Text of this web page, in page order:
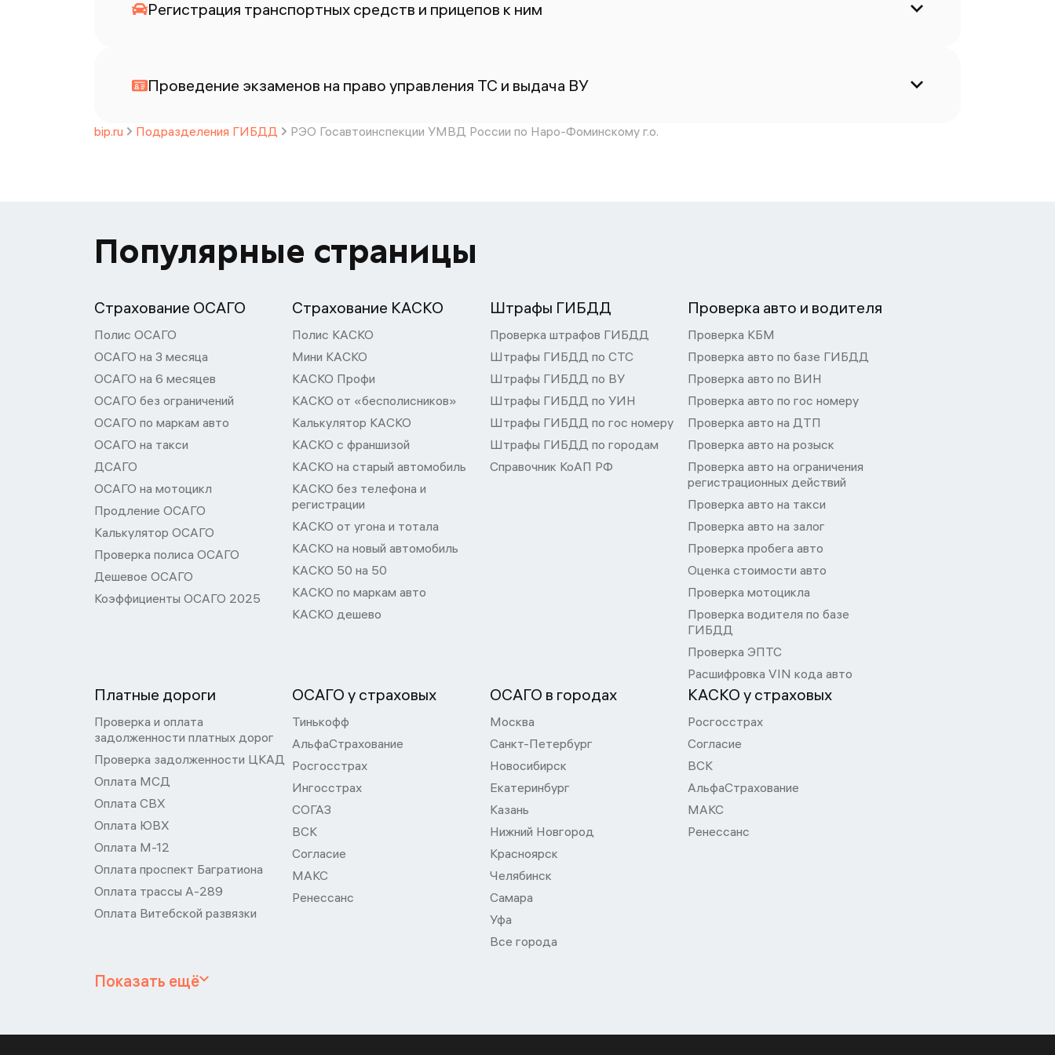
Регистрация транспортных средств и прицепов к ним
Проведение экзаменов на право управления ТС и выдача ВУ
bip.ru Подразделения ГИБДД РЭО Госавтоинспекции УМВД России по Наро-Фоминскому г.о.
Популярные страницы
Страхование ОСАГО
Полис ОСАГО
ОСАГО на 3 месяца
ОСАГО на 6 месяцев
ОСАГО без ограничений
ОСАГО по маркам авто
ОСАГО на такси
ДСАГО
ОСАГО на мотоцикл
Продление ОСАГО
Калькулятор ОСАГО
Проверка полиса ОСАГО
Дешевое ОСАГО
Коэффициенты ОСАГО 2025
Страхование КАСКО
Полис КАСКО
Мини КАСКО
КАСКО Профи
КАСКО от «бесполисников»
Калькулятор КАСКО
КАСКО с франшизой
КАСКО на старый автомобиль
КАСКО без телефона и
регистрации
КАСКО от угона и тотала
КАСКО на новый автомобиль
КАСКО 50 на 50
КАСКО по маркам авто
КАСКО дешево
Штрафы ГИБДД
Проверка штрафов ГИБДД
Штрафы ГИБДД по СТС
Штрафы ГИБДД по ВУ
Штрафы ГИБДД по УИН
Штрафы ГИБДД по гос номеру
Штрафы ГИБДД по городам
Справочник КоАП РФ
Проверка авто и водителя
Проверка КБМ
Проверка авто по базе ГИБДД
Проверка авто по ВИН
Проверка авто по гос номеру
Проверка авто на ДТП
Проверка авто на розыск
Проверка авто на ограничения
регистрационных действий
Проверка авто на такси
Проверка авто на залог
Проверка пробега авто
Оценка стоимости авто
Проверка мотоцикла
Проверка водителя по базе
ГИБДД
Проверка ЭПТС
Расшифровка VIN кода авто
Платные дороги
Проверка и оплата
задолженности платных дорог
Проверка задолженности ЦКАД
Оплата МСД
Оплата СВХ
Оплата ЮВХ
Оплата М-12
Оплата проспект Багратиона
Оплата трассы А-289
Оплата Витебской развязки
ОСАГО у страховых
Тинькофф
АльфаСтрахование
Росгосстрах
Ингосстрах
СОГАЗ
ВСК
Согласие
МАКС
Ренессанс
ОСАГО в городах
Москва
Санкт-Петербург
Новосибирск
Екатеринбург
Казань
Нижний Новгород
Красноярск
Челябинск
Самара
Уфа
Все города
КАСКО у страховых
Росгосстрах
Согласие
ВСК
АльфаСтрахование
МАКС
Ренессанс
Показать ещё